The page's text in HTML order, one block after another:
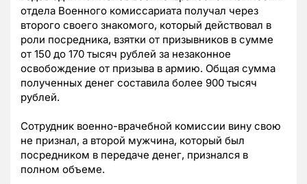
отдела Военного комиссариата получал через
второго своего знакомого, который действовал в
роли посредника, взятки от призывников в сумме
от 150 до 170 тысяч рублей за незаконное
освобождение от призыва в армию. Общая сумма
полученных денег составила более 900 тысяч
рублей.
Сотрудник военно-врачебной комиссии вину свою
не признал, а второй мужчина, который был
посредником в передаче денег, признался в
полном объеме.